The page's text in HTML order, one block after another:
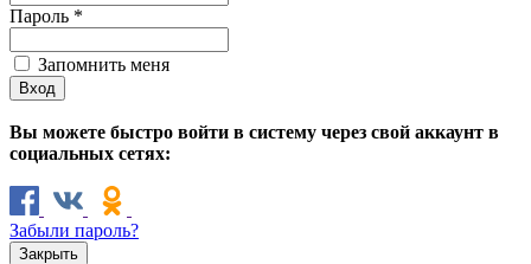
Пароль *
Запомнить меня
Вы можете быстро войти в систему через свой аккаунт в
социальных сетях:
Забыли пароль?
Закрыть